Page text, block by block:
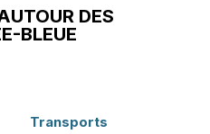
DES
BLEUE
Transports